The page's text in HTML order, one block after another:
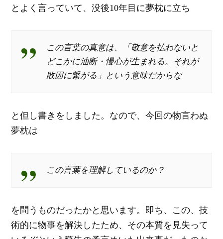
とよく言っていて、没後10年目に夢枕に立ち
この言葉の真意は、「敬意を払わないと
どこかに油断・慢心が生まれる。それが
敗因に繋がる」という意味だからな
と但し書きをしました。なので、今回の物言わぬ
夢枕は
この言葉を理解しているのか？
を問うものだったかと思います。即ち、この、技
術的に物事を解決したため、その本質を見失って